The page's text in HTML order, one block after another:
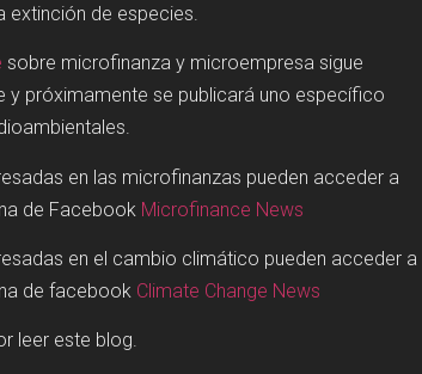
extinción de especies.
sobre microfinanza y microempresa sigue
y próximamente se publicará uno específico
en las microfinanzas pueden acceder a
de Facebook Microfinance News
en el cambio climático pueden acceder a
de facebook Climate Change News
leer este blog.